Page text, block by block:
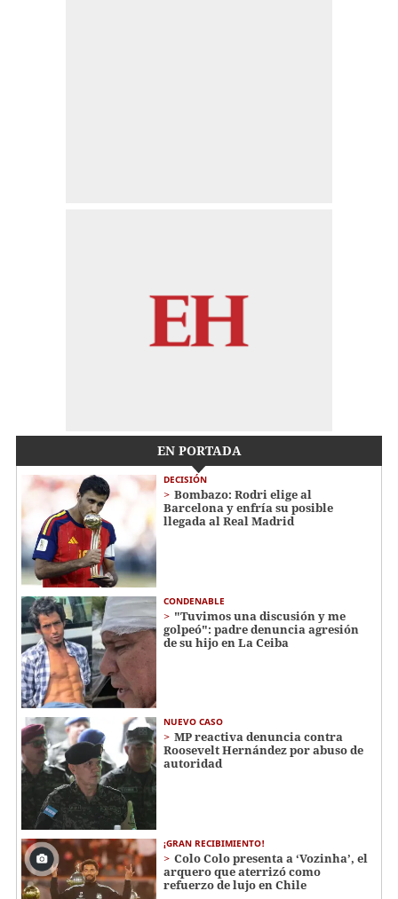
EN PORTADA
DECISIÓN
Bombazo: Rodri elige al
Barcelona y enfría su posible
llegada al Real Madrid
CONDENABLE
"Tuvimos una discusión y me
golpeó": padre denuncia agresión
de su hijo en La Ceiba
NUEVO CASO
MP reactiva denuncia contra
Roosevelt Hernández por abuso de
autoridad
¡GRAN RECIBIMIENTO!
Colo Colo presenta a ‘Vozinha’, el
arquero que aterrizó como
refuerzo de lujo en Chile